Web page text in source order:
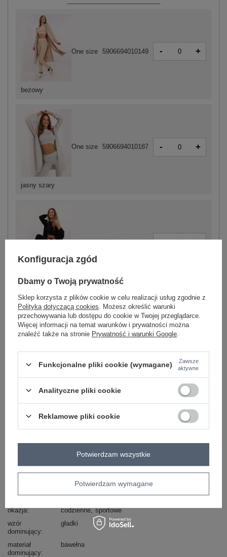
jasny szary
One size 5906694010187 - +
beżowy
One size 5906694010149 - +
czarny
One size 5906694010163 - +
Zobacz wszystkie kolory (+2)
Masz pytanie? Chętnie pomożemy.
6% elastan; skład materiału legginsów i topu: 90%
EM-KMPL-851.86P
top+bluza+legginsy
styl
casual sportowy
okazja
codzienne sportowe
wzór
dominujący
gładki
materiał
dominujący
bawełna
Konfiguracja zgód
Dbamy o Twoją prywatność
Sklep korzysta z plików cookie w celu realizacji usług zgodnie z
Polityką dotyczącą cookies . Możesz określić warunki
przechowywania lub dostępu do cookie w Twojej przeglądarce.
Więcej informacji na temat warunków i prywatności można
znaleźć także na stronie Prywatność i warunki Google
Funkcjonalne pliki cookie (wymagane)
Zawsze
aktywne
Analityczne pliki cookie
Reklamowe pliki cookie
Potwierdzam wymagane
Potwierdzam wszystkie